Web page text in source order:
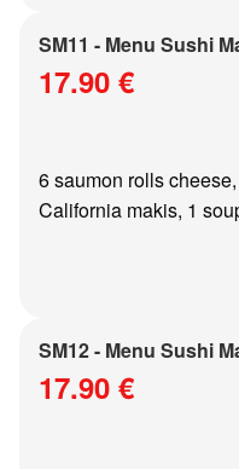
SM11 - Menu Sushi
17.90 €
6 saumon rolls
California makis, 1
SM12 - Menu Sushi
17.90 €